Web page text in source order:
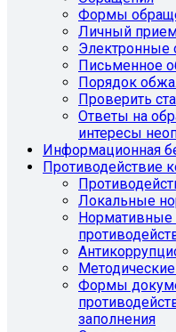
Формы
Личный
Электронные
Письменное
Порядок
Проверить
Ответы на
интересы
Информационная
Противодействие
Локальные
Формы
заполнения